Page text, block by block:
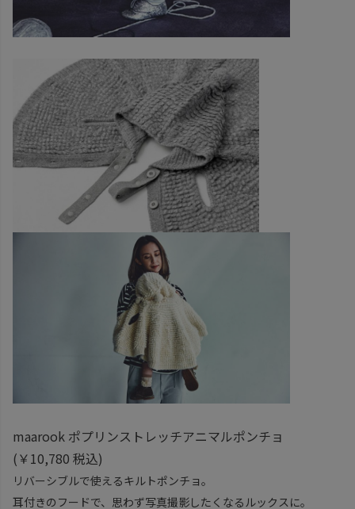
maarook ポプリンストレッチアニマルポンチョ
(￥10,780 税込)
リバーシブルで使えるキルトポンチョ。
耳付きのフードで、思わず写真撮影したくなるルックスに。